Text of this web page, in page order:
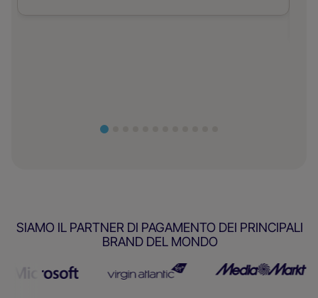
SIAMO IL PARTNER DI PAGAMENTO DEI PRINCIPALI
BRAND DEL MONDO